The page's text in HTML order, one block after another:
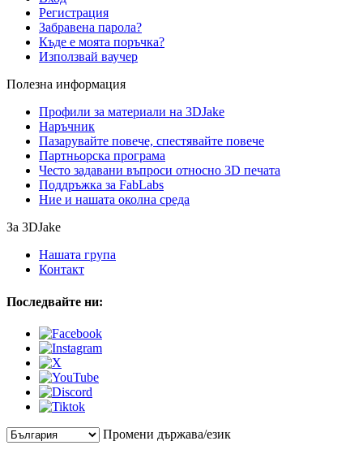
Регистрация
Забравена парола?
Къде е моята поръчка?
Използвай ваучер
Полезна информация
Профили за материали на 3DJake
Наръчник
Пазарувайте повече, спестявайте повече
Партньорска програма
Често задавани въпроси относно 3D печата
Поддръжка за FabLabs
Ние и нашата околна среда
За 3DJake
Нашата група
Контакт
Последвайте ни:
Промени държава/език